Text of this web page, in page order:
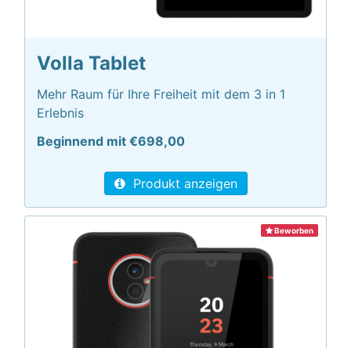
Volla Tablet
Mehr Raum für Ihre Freiheit mit dem 3 in 1
Erlebnis
Beginnend mit €698,00
Produkt anzeigen
Beworben